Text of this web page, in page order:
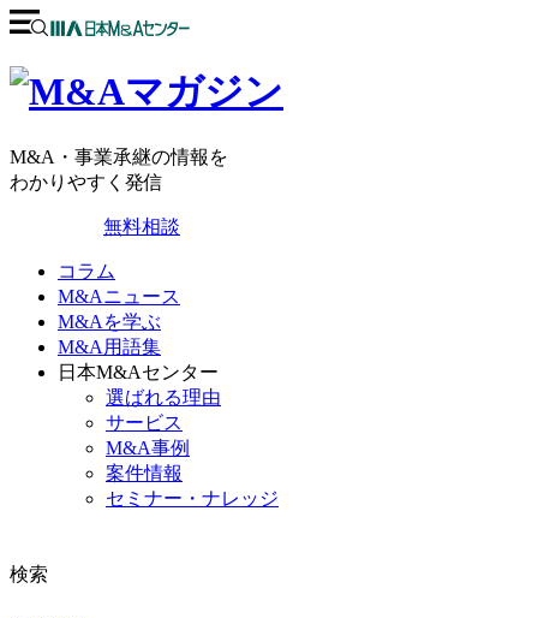
M&A・事業承継の情報を
わかりやすく発信
無料相談
コラム
M&Aニュース
M&Aを学ぶ
M&A用語集
日本M&Aセンター
選ばれる理由
サービス
M&A事例
案件情報
セミナー・ナレッジ
検索